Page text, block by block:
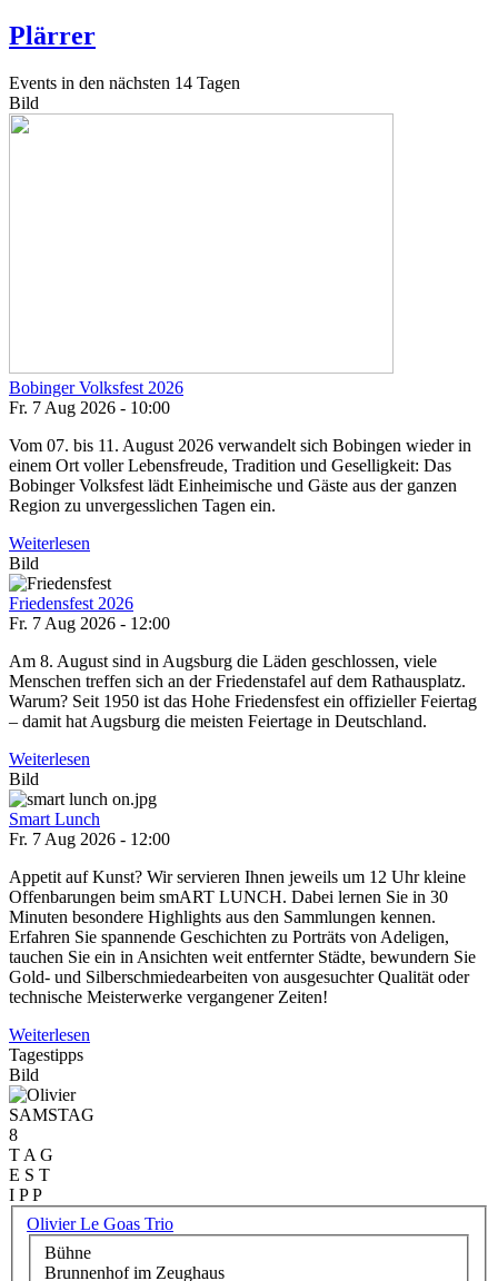
Plärrer
Events in den nächsten 14 Tagen
Bild
Bobinger Volksfest 2026
Fr. 7 Aug 2026 - 10:00
Vom 07. bis 11. August 2026 verwandelt sich Bobingen wieder in
einem Ort voller Lebensfreude, Tradition und Geselligkeit: Das
Bobinger Volksfest lädt Einheimische und Gäste aus der ganzen
Region zu unvergesslichen Tagen ein.
Weiterlesen
Bild
Friedensfest 2026
Fr. 7 Aug 2026 - 12:00
Am 8. August sind in Augsburg die Läden geschlossen, viele
Menschen treffen sich an der Friedenstafel auf dem Rathausplatz.
Warum? Seit 1950 ist das Hohe Friedensfest ein offizieller Feiertag
– damit hat Augsburg die meisten Feiertage in Deutschland.
Weiterlesen
Bild
Smart Lunch
Fr. 7 Aug 2026 - 12:00
Appetit auf Kunst? Wir servieren Ihnen jeweils um 12 Uhr kleine
Offenbarungen beim smART LUNCH. Dabei lernen Sie in 30
Minuten besondere Highlights aus den Sammlungen kennen.
Erfahren Sie spannende Geschichten zu Porträts von Adeligen,
tauchen Sie ein in Ansichten weit entfernter Städte, bewundern Sie
Gold- und Silberschmiedearbeiten von ausgesuchter Qualität oder
technische Meisterwerke vergangener Zeiten!
Weiterlesen
Tagestipps
Bild
SAMSTAG
8
T A G
E S T
I P P
Olivier Le Goas Trio
Bühne
Brunnenhof im Zeughaus